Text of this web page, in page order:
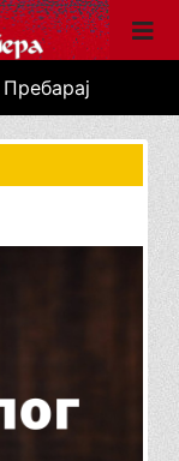
Пребарај